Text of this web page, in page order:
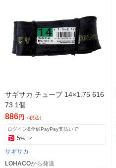
サギサカ チューブ 14×1.75 616
73 1個
886円 （税込）
ログイン&全額PayPay支払いで
5%
サギサカ
LOHACOから発送